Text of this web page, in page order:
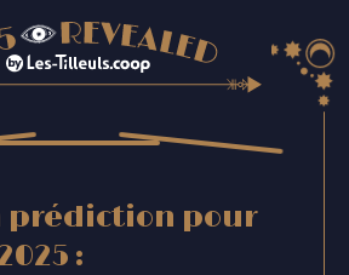
prédiction pour
: